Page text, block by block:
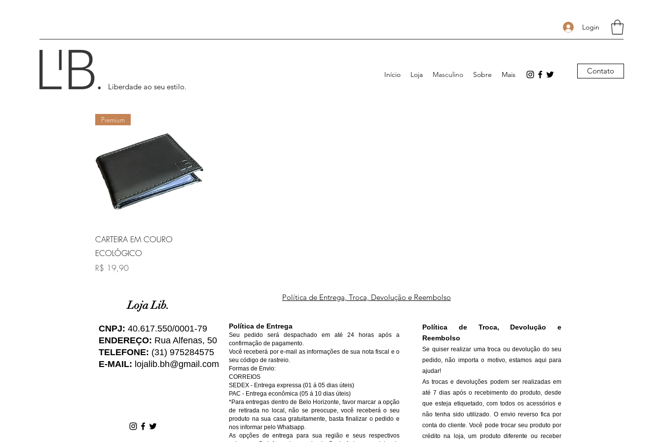
Login
Liberdade ao seu estilo.
Início Loja Masculino Sobre Mais Contato
Visualização rápida
Premium
CARTEIRA EM COURO
ECOLÓGICO
Preço
R$ 19,90
Loja Lib.
CNPJ: 40.617.550/0001-79
ENDEREÇO: Rua Alfenas, 50
TELEFONE: (31) 975284575
E-MAIL: lojalib.bh@gmail.com
Política de Entrega, Troca, Devolução e Reembolso
Política de Entrega
Seu pedido será despachado em até 24 horas após a
confirmação de pagamento.
Você receberá por e-mail as informações de sua nota fiscal e o
seu código de rastreio.
Formas de Envio:
CORREIOS
SEDEX - Entrega expressa (01 á 05 dias úteis)
PAC - Entrega econômica (05 á 10 dias úteis)
*Para entregas dentro de Belo Horizonte, favor marcar a opção
de retirada no local, não se preocupe, você receberá o seu
produto na sua casa gratuitamente, basta finalizar o pedido e
nos informar pelo Whatsapp.
As opções de entrega para sua região e seus respectivos
Política de Troca, Devolução e
Reembolso
Se quiser realizar uma troca ou devolução do seu
pedido, não importa o motivo, estamos aqui para
ajudar!
As trocas e devoluções podem ser realizadas em
até 7 dias após o recebimento do produto, desde
que esteja etiquetado, com todos os acessórios e
não tenha sido utilizado. O envio reverso fica por
conta do cliente. Você pode trocar seu produto por
crédito na loja, um produto diferente ou receber